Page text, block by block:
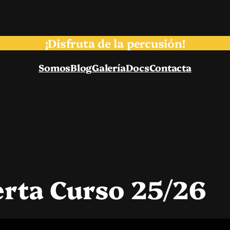
¡Disfruta de la percusión!
SomosBlogGaleríaDocsContacta
Curso 25/26